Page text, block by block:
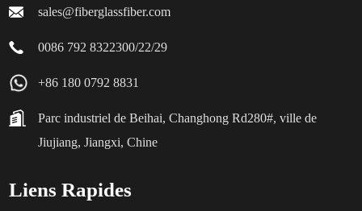
sales@fiberglassfiber.com
0086 792 8322300/22/29
+86 180 0792 8831
Parc industriel de Beihai, Changhong Rd280#, ville de
Jiujiang, Jiangxi, Chine
Liens Rapides